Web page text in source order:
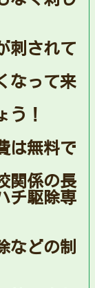
刺されて
なって来
う！
は無料で
関係の長
チ駆除専
などの制